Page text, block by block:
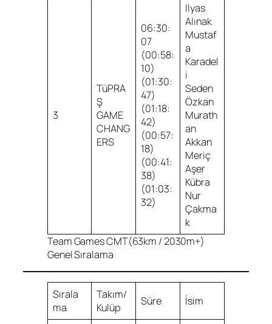
3
TüPRA
Ş
GAME
CHANG
ERS
06:30:
07
(00:58:
10)
(01:30:
47)
(01:18:
42)
(00:57:
18)
(00:41:
38)
(01:03:
32)
Ilyas
Alınak
Mustaf
a
Karadel
i
Seden
Özkan
Murath
an
Akkan
Meriç
Aşer
Kübra
Nur
Çakma
k
Team Games CMT(63km / 2030m+)
Genel Sıralama
Sırala
ma
Takım/
Kulüp
Süre İsim